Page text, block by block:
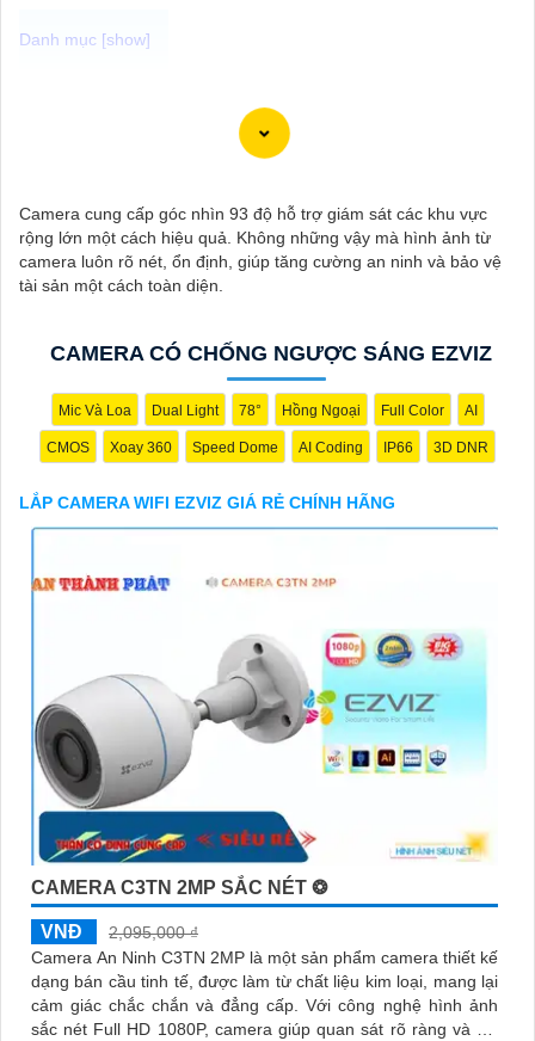
Hãy khám phá Camera Wifi Ezviz - dòng sản phẩm chính hãng
với mức giá rất hấp dẫn. Với thiết kế hiện đại, dễ dàng lắp đặt và
điện thoại thông minh.
Không chỉ vậy, sản phẩm cũng mang lại chất lượng hình ảnh sắc
nét và độ phân giải cao, cho phép bạn theo dõi mọi hoạt động
một cách dễ dàng. Đừng bỏ lỡ cơ hội sở hữu Camera Wifi Ezviz
Hy vọng đoạn văn trên sẽ giúp bạn trong việc giới thiệu sản
Camera cung cấp góc nhìn 93 độ hỗ trợ giám sát các khu vực
rộng lớn một cách hiệu quả. Không những vậy mà hình ảnh từ
camera luôn rõ nét, ổn định, giúp tăng cường an ninh và bảo vệ
tài sản một cách toàn diện.
CAMERA CÓ CHỐNG NGƯỢC SÁNG EZVIZ
Mic Và Loa Dual Light 78° Hồng Ngoại Full Color AI
CMOS Xoay 360 Speed Dome AI Coding IP66 3D DNR
LẮP CAMERA WIFI EZVIZ GIÁ RẺ CHÍNH HÃNG
CAMERA C3TN 2MP SẮC NÉT ❂
VNĐ
2,095,000 ₫
Camera An Ninh C3TN 2MP là một sản phẩm camera thiết kế
dạng bán cầu tinh tế, được làm từ chất liệu kim loại, mang lại
cảm giác chắc chắn và đẳng cấp. Với công nghệ hình ảnh
sắc nét Full HD 1080P, camera giúp quan sát rõ ràng và chi